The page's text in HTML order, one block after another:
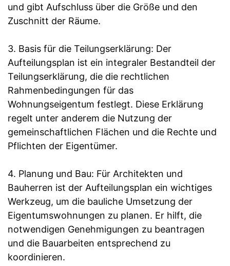
und gibt Aufschluss über die Größe und den
Zuschnitt der Räume.
3. Basis für die Teilungserklärung: Der
Aufteilungsplan ist ein integraler Bestandteil der
Teilungserklärung, die die rechtlichen
Rahmenbedingungen für das
Wohnungseigentum festlegt. Diese Erklärung
regelt unter anderem die Nutzung der
gemeinschaftlichen Flächen und die Rechte und
Pflichten der Eigentümer.
4. Planung und Bau: Für Architekten und
Bauherren ist der Aufteilungsplan ein wichtiges
Werkzeug, um die bauliche Umsetzung der
Eigentumswohnungen zu planen. Er hilft, die
notwendigen Genehmigungen zu beantragen
und die Bauarbeiten entsprechend zu
koordinieren.